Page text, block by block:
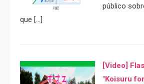
público
que […]
[Video]
"Koisuru